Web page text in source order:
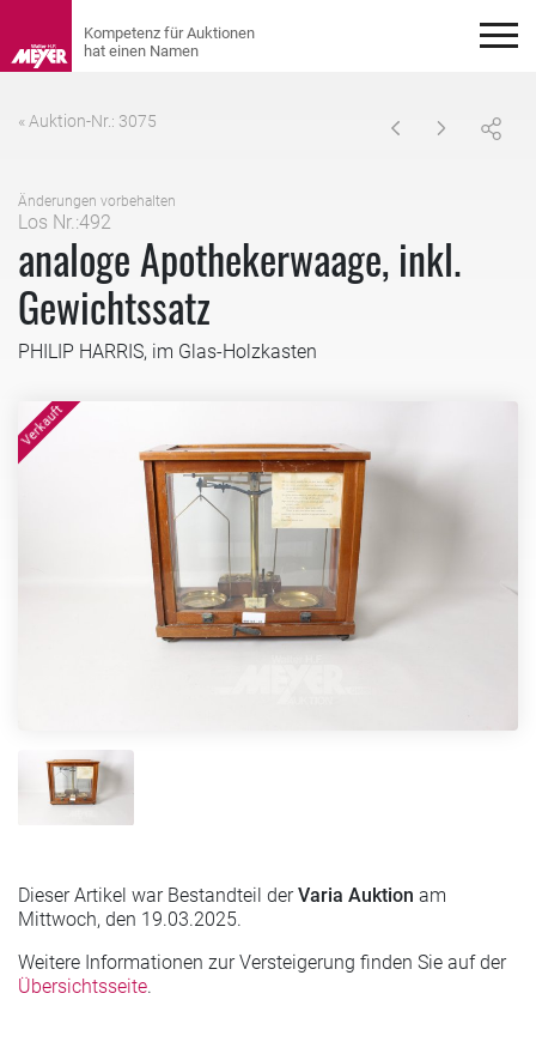
« Auktion-Nr.: 3075
Änderungen vorbehalten
Los Nr.:492
analoge Apothekerwaage, inkl.
Gewichtssatz
PHILIP HARRIS, im Glas-Holzkasten
Dieser Artikel war Bestandteil derVaria Auktion am
Mittwoch, den 19.03.2025.
Weitere Informationen zur Versteigerung finden Sie auf der
Übersichtsseite.